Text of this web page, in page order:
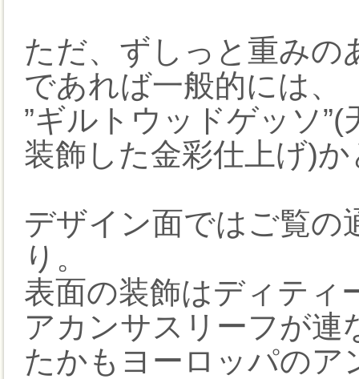
ただ、ずしっと重みの
であれば一般的には、
”ギルトウッドゲッソ
装飾した金彩仕上げ)
デザイン面ではご覧の
り。
表面の装飾はディティ
アカンサスリーフが
たかもヨーロッパのア